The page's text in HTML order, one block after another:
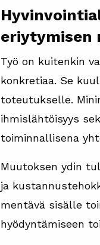
eriytymisen
Työ on kuitenkin
konkretiaa. Se
toteutukselle.
ihmislähtöisyys
toiminnallisena
Muutoksen ydin
ja
mentävä sisälle
hyödyntämiseen